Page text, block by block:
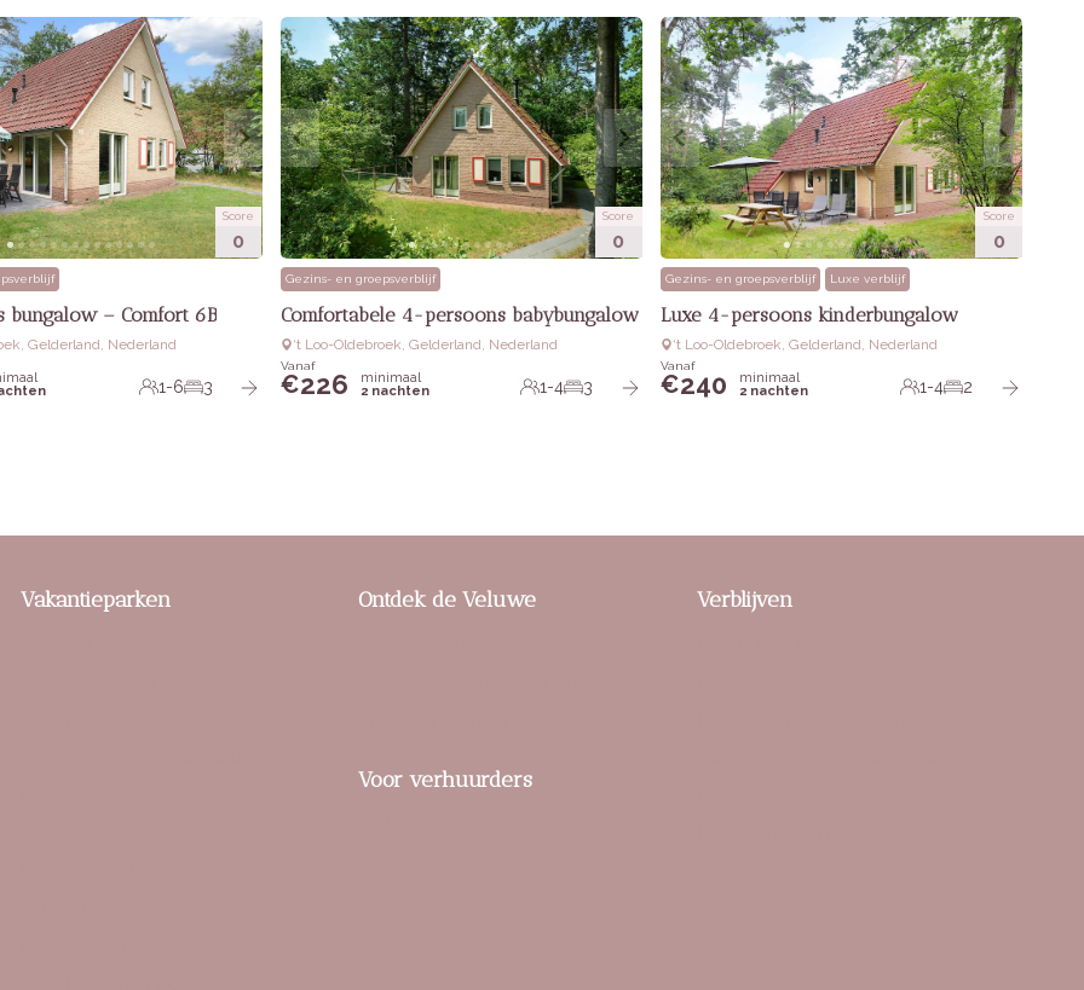
Score
0
bungalow – Comfort 6B
Gelderland, Nederland
1-6 3
Score
0
Gezins- en groepsverblijf
Comfortabele 4-persoons babybungalow
‘t Loo-Oldebroek, Gelderland, Nederland
Vanaf
€226
minimaal
2 nachten
1-4 3
Score
0
Gezins- en groepsverblijf Luxe verblijf
Luxe 4-persoons kinderbungalow
‘t Loo-Oldebroek, Gelderland, Nederland
Vanaf
€240
minimaal
2 nachten
1-4 2
Vakantieparken Ontdek de Veluwe
Voor verhuurders
Verblijven